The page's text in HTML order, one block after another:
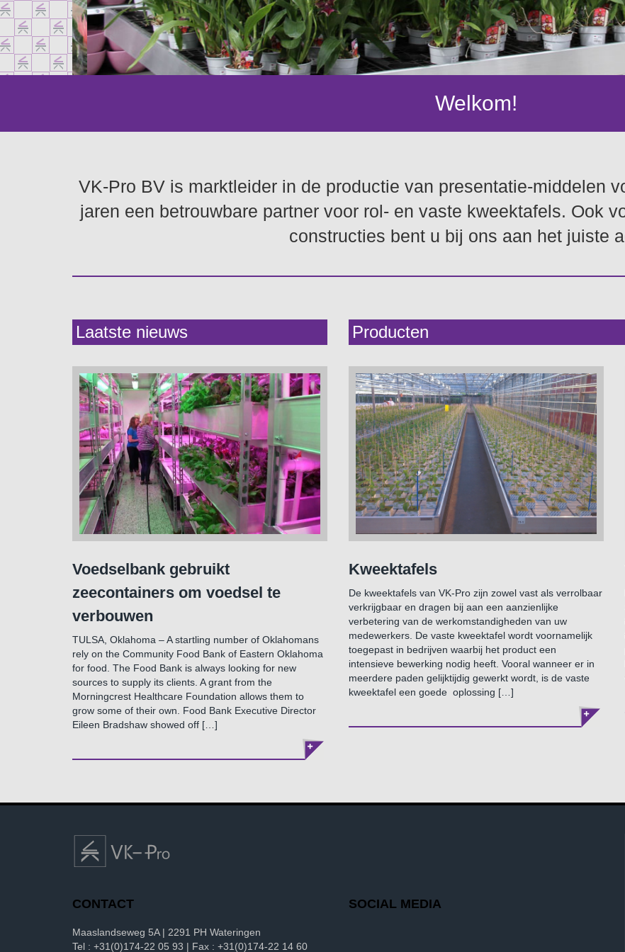
Welkom!
VK-Pro BV is marktleider in de productie van presentatie-middelen
jaren een betrouwbare partner voor rol- en vaste kweektafels. Ook
constructies bent u bij ons aan het juiste
Laatste nieuws
Voedselbank gebruikt
zeecontainers om voedsel te
verbouwen
TULSA, Oklahoma – A startling number of Oklahomans
rely on the Community Food Bank of Eastern Oklahoma
for food. The Food Bank is always looking for new
sources to supply its clients. A grant from the
Morningcrest Healthcare Foundation allows them to
grow some of their own. Food Bank Executive Director
Eileen Bradshaw showed off […]
Producten
Kweektafels
De kweektafels van VK-Pro zijn zowel vast als verrolbaar
verkrijgbaar en dragen bij aan een aanzienlijke
verbetering van de werkomstandigheden van uw
medewerkers. De vaste kweektafel wordt voornamelijk
toegepast in bedrijven waarbij het product een
intensieve bewerking nodig heeft. Vooral wanneer er in
meerdere paden gelijktijdig gewerkt wordt, is de vaste
kweektafel een goede oplossing […]
CONTACT
Maaslandseweg 5A | 2291 PH Wateringen
Tel : +31(0)174-22 05 93 | Fax : +31(0)174-22 14 60
SOCIAL MEDIA